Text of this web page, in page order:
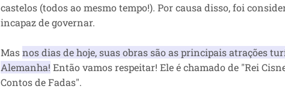
castelos (todos ao mesmo tempo!). Por causa disso, foi
incapaz de governar.
Masnos dias de hoje, suas obras são as principais atrações
Alemanha! Então vamos respeitar! Ele é chamado de "Rei
Contos de Fadas".